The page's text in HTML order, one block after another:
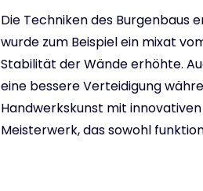
Die Techniken des Burgenbaus
wurde zum Beispiel ein mixat
Stabilität der Wände erhöhte.
eine bessere Verteidigung
Handwerkskunst mit
Meisterwerk, das sowohl